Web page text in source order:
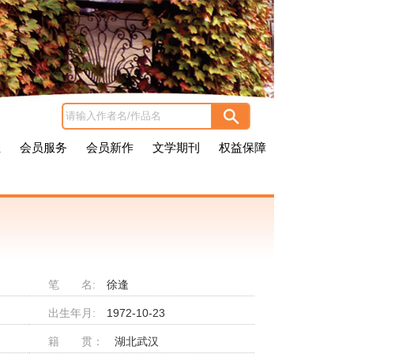
会员服务 会员新作 文学期刊 权益保障
笔 名: 徐逢
出生年月: 1972-10-23
籍 贯： 湖北武汉